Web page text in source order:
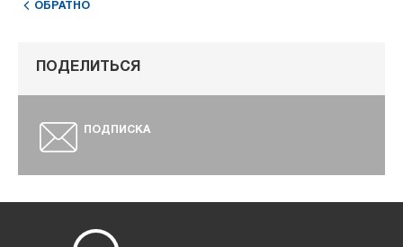
ОБРАТНО
ПОДЕЛИТЬСЯ
ПОДПИСКА